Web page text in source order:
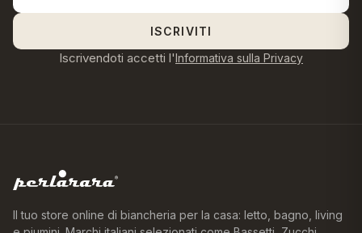
ISCRIVITI
Iscrivendoti accetti l'Informativa sulla Privacy
Il tuo store online di biancheria per la casa: letto, bagno, living